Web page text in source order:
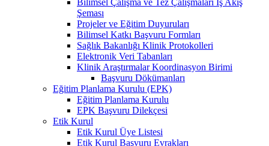
Şeması
Projeler ve Eğitim Duyuruları
Bilimsel Katkı Başvuru Formları
Sağlık Bakanlığı Klinik Protokolleri
Elektronik Veri Tabanları
Klinik Araştırmalar Koordinasyon Birimi
Başvuru Dökümanları
Eğitim Planlama Kurulu (EPK)
Eğitim Planlama Kurulu
EPK Başvuru Dilekçesi
Etik Kurul
Etik Kurul Üye Listesi
Etik Kurul Başvuru Evrakları